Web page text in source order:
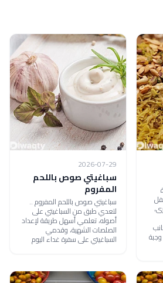
2026-07-29
سباغيتي صوص باللحم
المفروم
سباغيتي صوص باللحم المفروم ..
لتعدي طبق من السباغيتي على
أصوله، تعلمي أسهل طريقة لإعداد
الصلصات الشهية، وقدمي
السباغيتي على سفرة غداء اليوم